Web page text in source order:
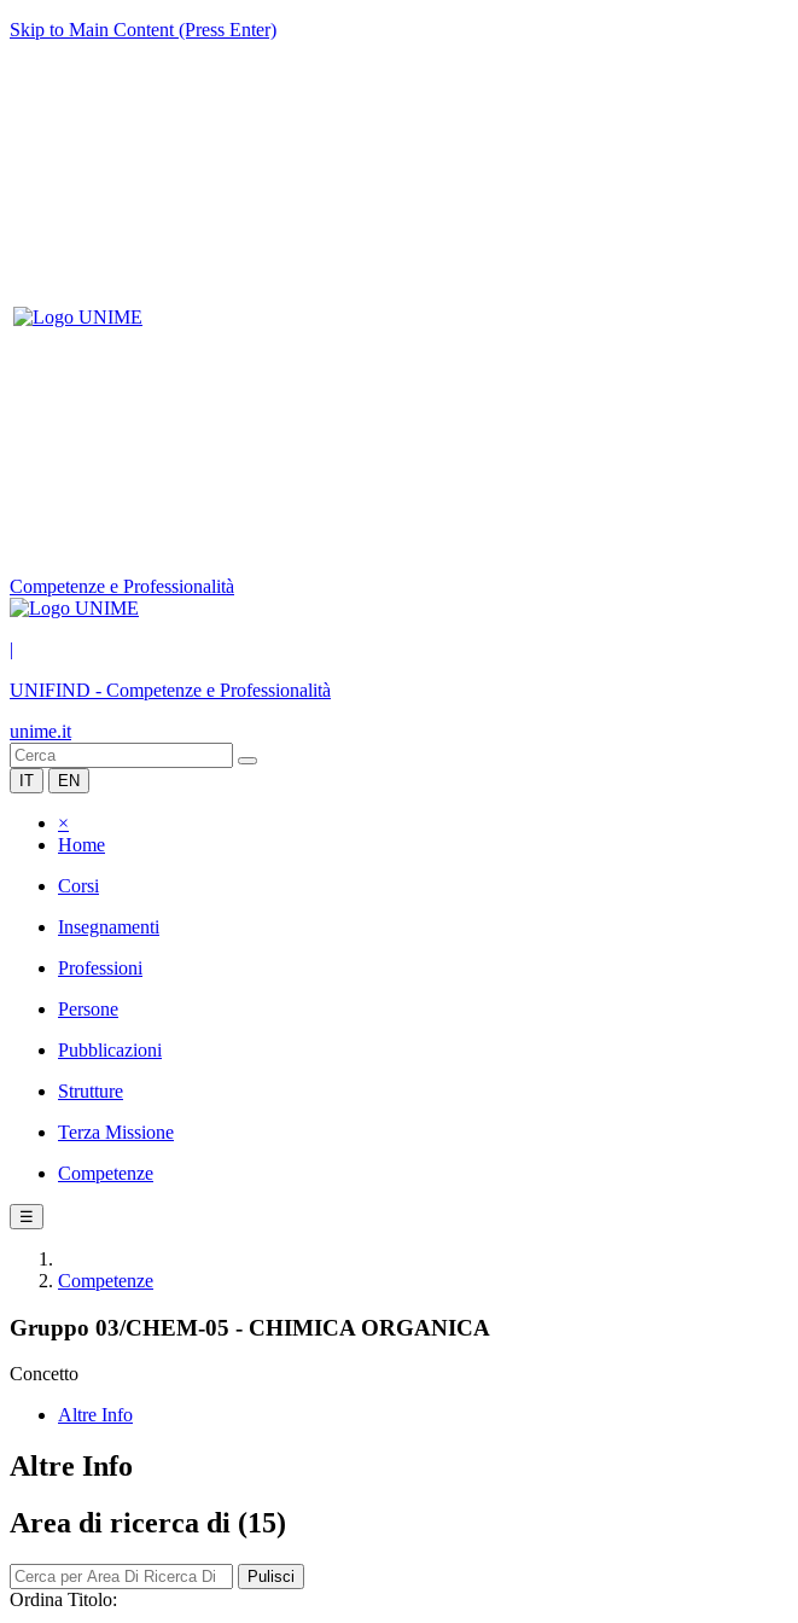
Skip to Main Content (Press Enter)
Competenze e Professionalità
|
UNIFIND - Competenze e Professionalità
unime.it
IT EN
×
Home
Corsi
Insegnamenti
Professioni
Persone
Pubblicazioni
Strutture
Terza Missione
Competenze
☰
Competenze
Gruppo 03/CHEM-05 - CHIMICA ORGANICA
Concetto
Altre Info
Altre Info
Area di ricerca di (15)
Pulisci
Ordina Titolo: